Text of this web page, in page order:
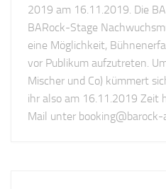
2019 am 16.11.2019. Die
BARock-Stage
eine Möglichkeit,
vor Publikum aufzutreten.
Mischer und Co) kümmert
ihr also am 16.11.2019 Zeit
Mail unter booking@barock-